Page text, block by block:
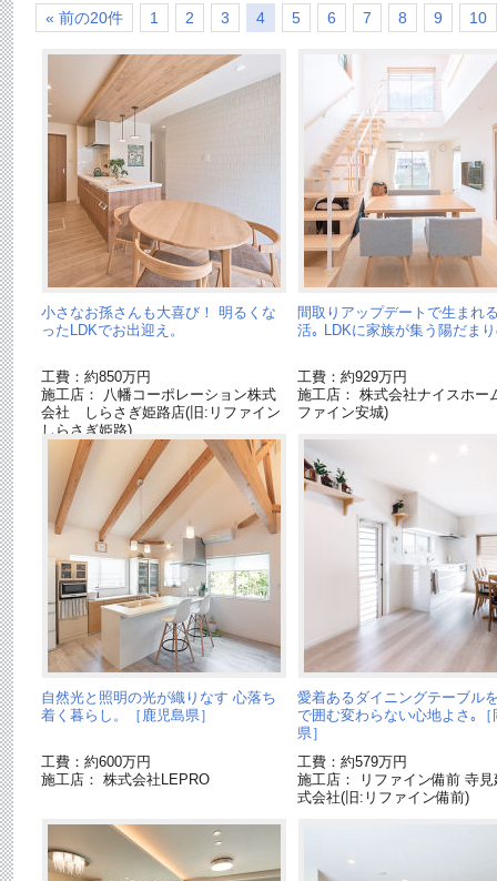
« 前の20件 1 2 3 4 5 6 7 8 9 10
小さなお孫さんも大喜び！ 明るくな
ったLDKでお出迎え。
工費：約850万円
施工店： 八幡コーポレーション株式
会社 しらさぎ姫路店(旧:リファイン
しらさぎ姫路)
間取りアップデートで生まれ
活｡ LDKに家族が集う陽だま
工費：約929万円
施工店： 株式会社ナイスホー
ファイン安城)
自然光と照明の光が織りなす 心落ち
着く暮らし。［鹿児島県］
工費：約600万円
施工店： 株式会社LEPRO
愛着あるダイニングテーブル
で囲む変わらない心地よさ｡［
県］
工費：約579万円
施工店： リファイン備前 寺見
式会社(旧:リファイン備前)